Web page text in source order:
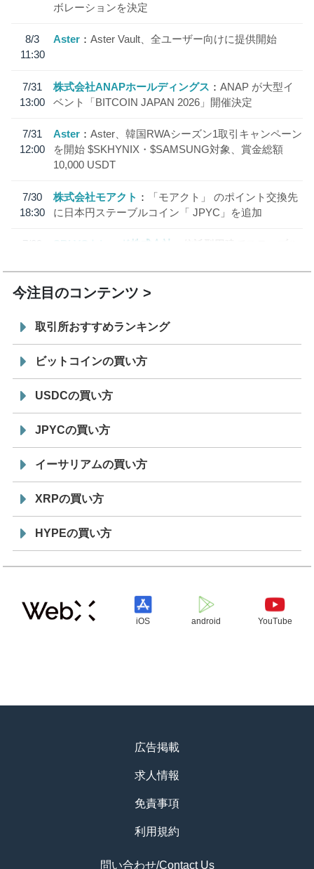
ボレーションを決定
8/3
11:30
Aster Aster Vault、全ユーザー向けに提供開始
7/31
13:00
株式会社ANAPホールディングス
ANAP が大型イ
ベント「BITCOIN JAPAN 2026」開催決定
7/31
12:00
Aster
Aster、韓国RWAシーズン1取引キャンペーン
を開始 $SKHYNIX・$SAMSUNG対象、賞金総額
10,000 USDT
7/30
18:30
株式会社モアクト
「モアクト」 のポイント交換先
に日本円ステーブルコイン「 JPYC」を追加
7/29
SBI VCトレード株式会社
信託型円建てステーブル
今注目のコンテンツ
取引所おすすめランキング
ビットコインの買い方
USDCの買い方
JPYCの買い方
イーサリアムの買い方
XRPの買い方
HYPEの買い方
iOS android YouTube
広告掲載
求人情報
免責事項
利用規約
問い合わせ/Contact Us